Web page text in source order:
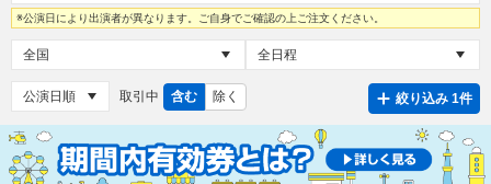
※公演日により出演者が異なります。ご自身でご確認の上ご注文ください。
取引中 含む 除く 絞り込み 1件